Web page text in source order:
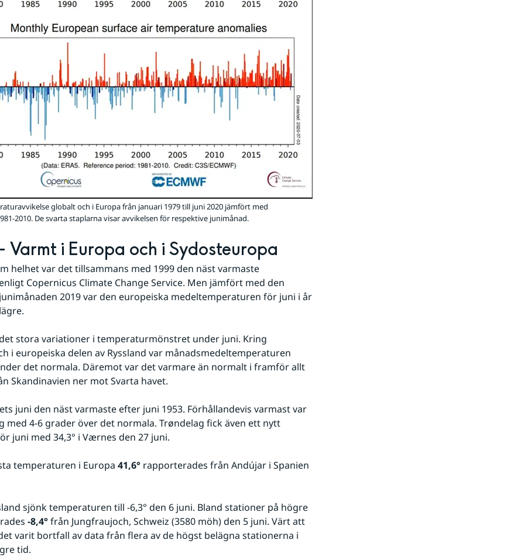
globalt och i Europa från januari 1979 till juni 2020 jämfört med
2010. De svarta staplarna visar avvikelsen för respektive junimånad.
Varmt i Europa och i Sydosteuropa
helhet var det tillsammans med 1999 den näst varmaste
Copernicus Climate Change Service. Men jämfört med den
2019 var den europeiska medeltemperaturen för juni i år
stora variationer i temperaturmönstret under juni. Kring
i europeiska delen av Ryssland var månadsmedeltemperaturen
det normala. Däremot var det varmare än normalt i framför allt
Skandinavien ner mot Svarta havet.
juni den näst varmaste efter juni 1953. Förhållandevis varmast var
med 4-6 grader över det normala. Trøndelag fick även ett nytt
juni med 34,3° i Værnes den 27 juni.
temperaturen i Europa 41,6° rapporterades från Andújar i Spanien
sjönk temperaturen till -6,3° den 6 juni. Bland stationer på högre
-8,4° från Jungfraujoch, Schweiz (3580 möh) den 5 juni. Värt att
varit bortfall av data från flera av de högst belägna stationerna i
tid.